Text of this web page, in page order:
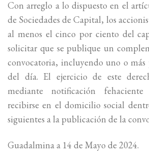
Con arreglo a lo dispuesto en el
de Sociedades de Capital, los
al menos el cinco por ciento del
solicitar que se publique un
convocatoria, incluyendo uno o
del día. El ejercicio de este
mediante notificación
recibirse en el domicilio social
siguientes a la publicación de la
Guadalmina a 14 de Mayo de 2024.